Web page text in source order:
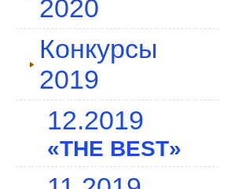
2020
Конкурсы
2019
12.2019
«THE BEST»